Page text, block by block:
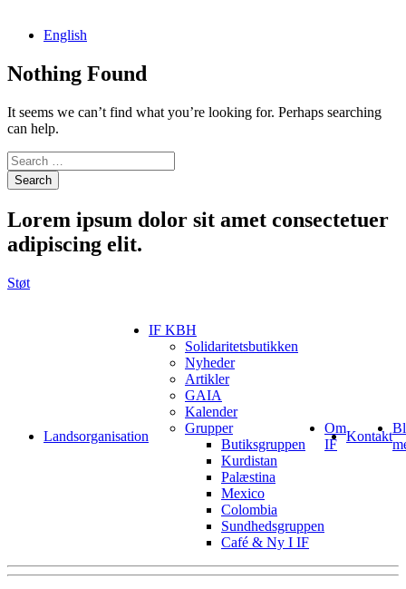
English
Nothing Found
It seems we can’t find what you’re looking for. Perhaps searching
can help.
Search
Lorem ipsum dolor sit amet consectetuer
adipiscing elit.
Støt
Landsorganisation
IF KBH
Solidaritetsbutikken
Nyheder
Artikler
GAIA
Kalender
Grupper
Butiksgruppen
Kurdistan
Palæstina
Mexico
Colombia
Sundhedsgruppen
Café & Ny I IF
Om
IF
Kontakt